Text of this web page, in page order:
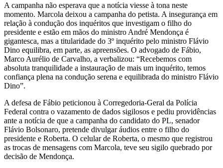
A campanha não esperava que a notícia viesse à tona neste
momento. Marcola deixou a campanha do petista. A insegurança em
relação à condução dos inquéritos que investigam o filho do
presidente e estão em mãos do ministro André Mendonça é
gigantesca, mas a titularidade do 3º inquérito pelo ministro Flávio
Dino equilibra, em parte, as apreensões. O advogado de Fábio,
Marco Aurélio de Carvalho, a verbalizou: “Recebemos com
absoluta tranquilidade a instauração de mais um inquérito, temos
confiança plena na condução serena e equilibrada do ministro Flávio
Dino”.
A defesa de Fábio peticionou à Corregedoria-Geral da Polícia
Federal contra o vazamento de dados sigilosos e pediu providências
ante a notícia de que a campanha do candidato do PL, senador
Flávio Bolsonaro, pretende divulgar áudios entre o filho do
presidente e Roberta. O celular de Roberta, o mesmo que registrou
as trocas de mensagens com Marcola, teve seu sigilo quebrado por
decisão de Mendonça.